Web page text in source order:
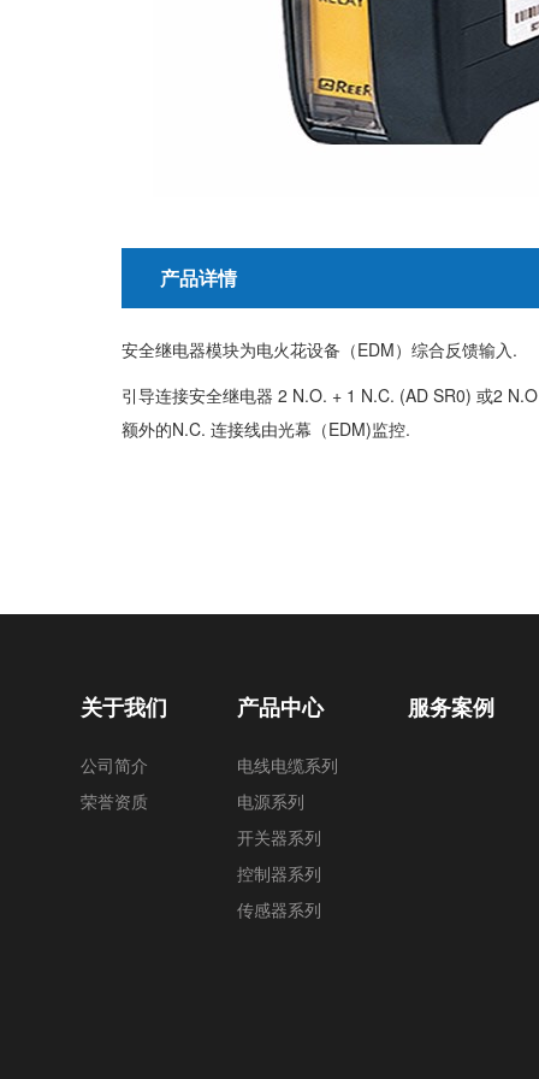
产品详情
安全继电器模块为电火花设备（EDM）综合反馈输入.
引导连接安全继电器 2 N.O. + 1 N.C. (AD SR0) 或2
额外的N.C. 连接线由光幕（EDM)监控.
关于我们
公司简介
荣誉资质
产品中心
电线电缆系列
电源系列
开关器系列
控制器系列
传感器系列
服务案例